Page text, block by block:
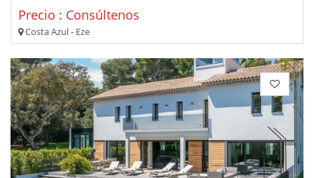
Precio : Consúltenos
Costa Azul - Eze